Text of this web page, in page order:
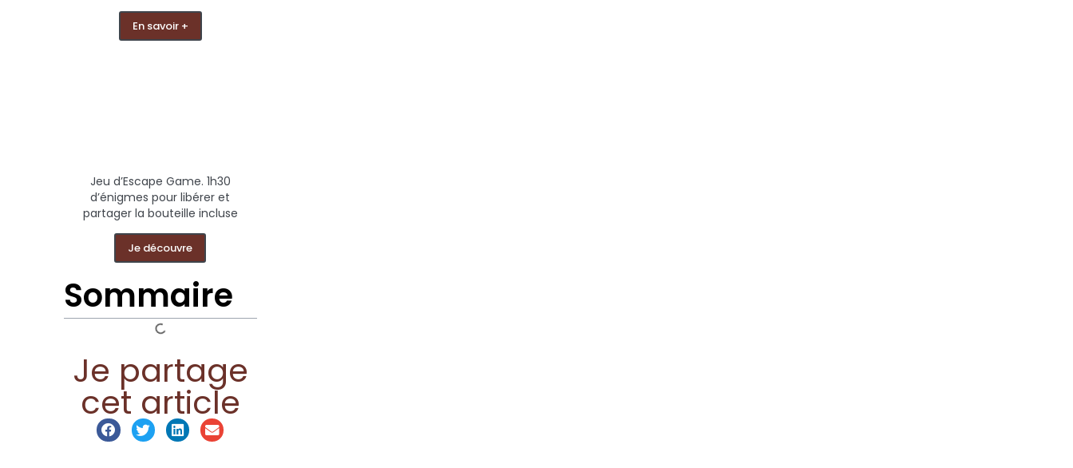
En savoir +
Jeu d’Escape Game. 1h30
d’énigmes pour libérer et
partager la bouteille incluse
Je découvre
Sommaire
Je partage
cet article